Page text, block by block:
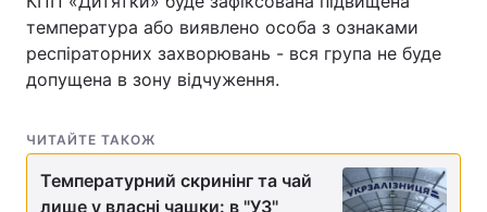
температура або виявлено особа з ознаками
респіраторних захворювань - вся група не буде
допущена в зону відчуження.
ЧИТАЙТЕ ТАКОЖ
Температурний скринінг та чай
лише у власні чашки: в "УЗ"